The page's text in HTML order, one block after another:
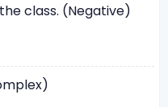
class. (Negative)